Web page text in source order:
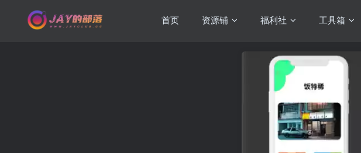
首页 资源铺 福利社 工具箱